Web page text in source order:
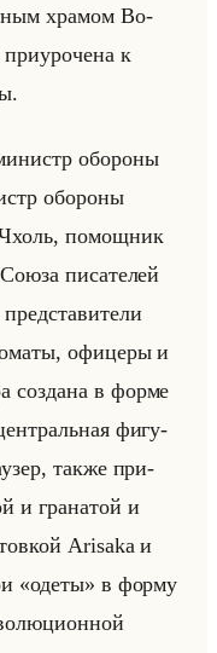
хра­мом Во­
к
обо­ро­ны
обо­ро­ны
по­мощ­ник
пи­са­те­лей
офи­це­ры и
со­зда­на в форме
фи­гу­
также при­
и гра­на­той и
Arisaka и
«одеты» в форму